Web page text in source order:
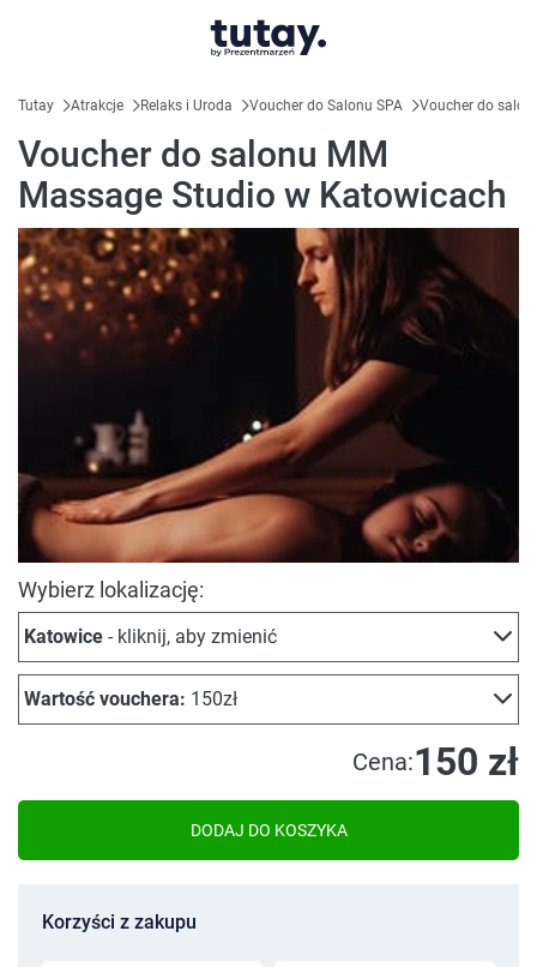
Tutay Atrakcje Relaks i Uroda Voucher do Salonu SPA Voucher do
Voucher do salonu MM
Massage Studio w Katowicach
Wybierz lokalizację:
Katowice - kliknij, aby zmienić
Wartość vouchera: 150zł
Cena:150 zł
DODAJ DO KOSZYKA
Korzyści z zakupu